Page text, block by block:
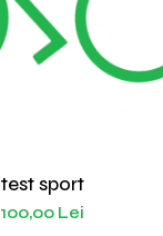
test sport
100,00 Lei